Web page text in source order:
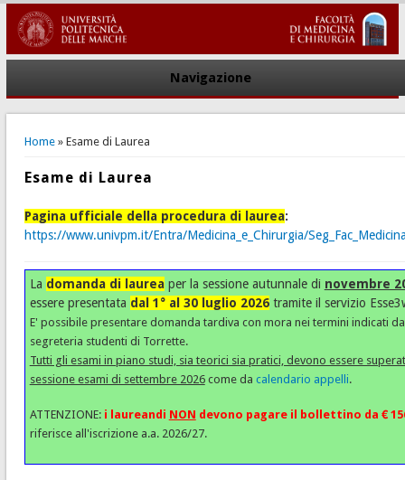
Navigazione
Home» Esame di Laurea
Esame di Laurea
Pagina ufficiale della procedura di laurea:
https://www.univpm.it/Entra/Medicina_e_Chirurgia/
La domanda di laureaper la sessione autunnale di novembre
essere presentata dal 1° al 30 luglio 2026tramite il servizio
E' possibile presentare domanda tardiva con mora nei termini indicati
segreteria studenti di Torrette.
Tutti gli esami in piano studi, sia teorici sia pratici, devono essere
sessione esami di settembre 2026come da calendario appelli.
ATTENZIONE: i laureandi NON devono pagare il bollettino da €
riferisce all'iscrizione a.a. 2026/27.